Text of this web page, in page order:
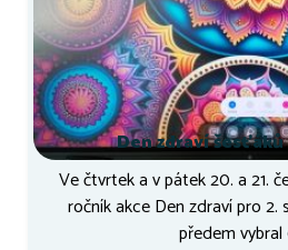
Den zdraví
Ve čtvrtek a v pátek 20. a 21.
ročník akce Den zdraví pro 2.
předem vybral